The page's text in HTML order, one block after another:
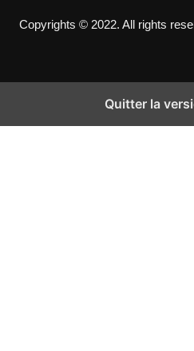
Copyrights © 2022. All rights
Quitter la